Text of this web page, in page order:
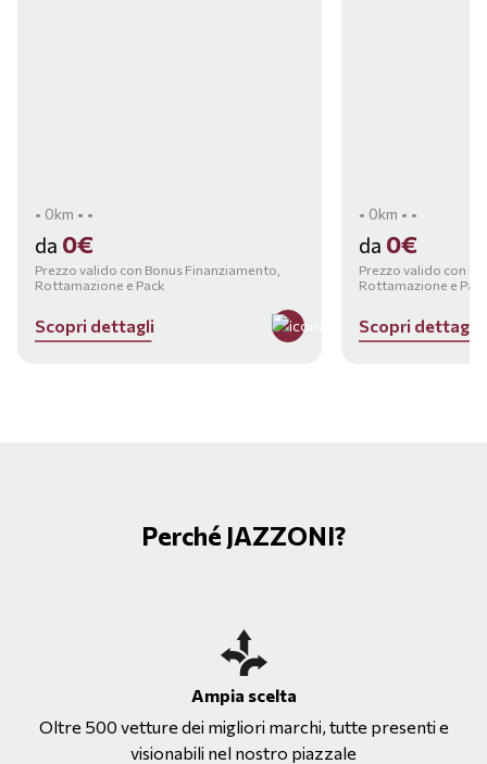
• 0km • •
da 0€
Prezzo valido con Bonus Finanziamento,
Rottamazione e Pack
Scopri dettagli
• 0km • •
da 0€
Prezzo valido con
Rottamazione e
Scopri dettag
Perché JAZZONI?
Ampia scelta
Oltre 500 vetture dei migliori marchi, tutte presenti e
visionabili nel nostro piazzale